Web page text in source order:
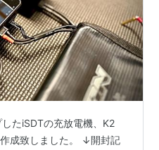
たiSDTの充放電機、K2
成致しました。 ↓開封記